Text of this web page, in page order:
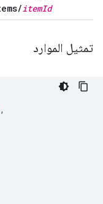
/itemId
تمثيل الموارد
,